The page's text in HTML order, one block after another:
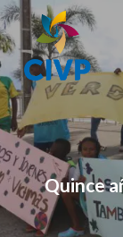
Skip
to
main
content
Quince